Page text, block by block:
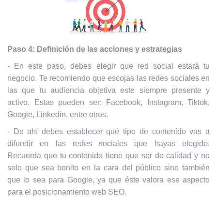
Paso 4: Definición de las acciones y estrategias
- En este paso, debes elegir que red social estará tu
negocio. Te recomiendo que escojas las redes sociales en
las que tu audiencia objetiva este siempre presente y
activo. Estas pueden ser: Facebook, Instagram, Tiktok,
Google, Linkedin, entre otros.
- De ahí debes establecer qué tipo de contenido vas a
difundir en las redes sociales que hayas elegido.
Recuerda que tu contenido tiene que ser de calidad y no
solo que sea bonito en la cara del público sino también
que lo sea para Google, ya que éste valora ese aspecto
para el posicionamiento web SEO.